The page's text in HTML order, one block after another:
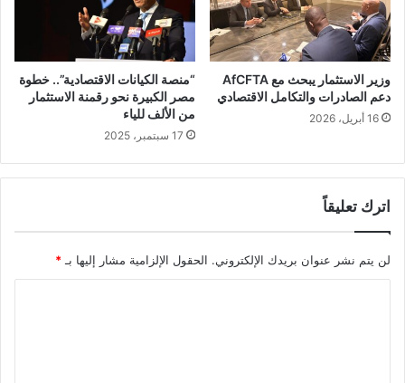
وزير الاستثمار يبحث مع AfCFTA
دعم الصادرات والتكامل الاقتصادي
16 أبريل، 2026
“منصة الكيانات الاقتصادية”.. خطوة
مصر الكبيرة نحو رقمنة الاستثمار
من الألف للياء
17 سبتمبر، 2025
اترك تعليقاً
لن يتم نشر عنوان بريدك الإلكتروني. الحقول الإلزامية مشار إليها بـ *